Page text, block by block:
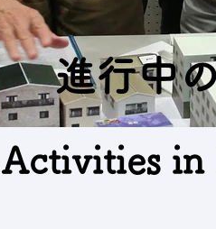
進行中
Activities in